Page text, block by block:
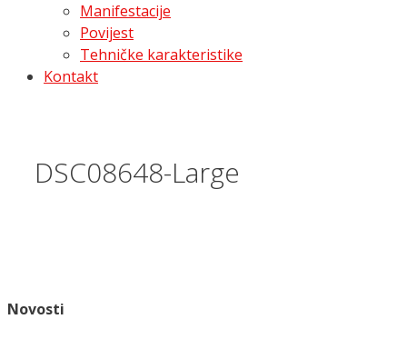
Manifestacije
Povijest
Tehničke karakteristike
Kontakt
DSC08648-Large
Novosti